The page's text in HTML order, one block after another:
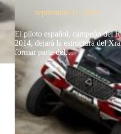
septiembre 11, 2019
El piloto español, campeón del
2014, dejará la estructura del
formar parte del…